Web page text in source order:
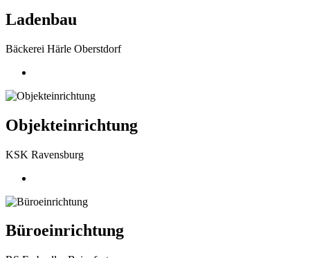
Ladenbau
Bäckerei Härle Oberstdorf
Objekteinrichtung
KSK Ravensburg
Büroeinrichtung